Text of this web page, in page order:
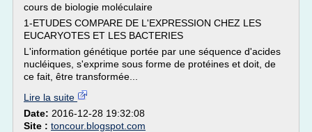
cours de biologie moléculaire
1-ETUDES COMPARE DE L'EXPRESSION CHEZ LES
EUCARYOTES ET LES BACTERIES
L'information génétique portée par une séquence d'acides
nucléiques, s'exprime sous forme de protéines et doit, de
ce fait, être transformée...
Lire la suite
Date: 2016-12-28 19:32:08
Site : toncour.blogspot.com